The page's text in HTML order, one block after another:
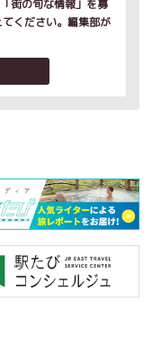
街の旬な情報」を募
ください。編集部が